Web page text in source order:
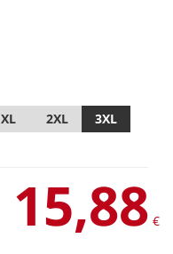
XL 2XL
3XL
15,88 €